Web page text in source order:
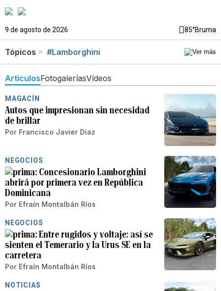
9 de agosto de 2026 85°Bruma
Tópicos #Lamborghini
ArtículosFotogaleríasVídeos
MAGACÍN
Autos que impresionan sin necesidad
de brillar
Por Francisco Javier Díaz
NEGOCIOS
Concesionario Lamborghini
abrirá por primera vez en República
Dominicana
Por Efraín Montalbán Ríos
NEGOCIOS
Entre rugidos y voltaje: así se
sienten el Temerario y la Urus SE en la
carretera
Por Efraín Montalbán Ríos
NOTICIAS